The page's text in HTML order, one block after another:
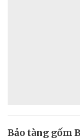
Bảo tàng gốm